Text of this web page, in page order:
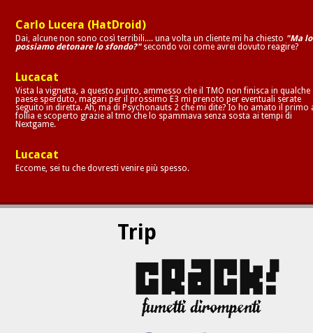
Carlo Lucera (HatDroid)
Dai, alcune non sono così terribili.... una volta un cliente mi ha chiesto "Ma lo
possiamo detonare lo sfondo?"secondo voi come avrei dovuto reagire?
Lucacat
Vista la vignetta, a questo punto, ammesso che il TMO non finisca in qualche
paese sperduto, magari per il prossimo E3 mi prenoto per eventuali serate
seguito in diretta. Ah, ma di Psychonauts 2 che mi dite? Io ho amato il primo
follia e scoperto grazie al tmo che lo spammava senza sosta ai tempi di
Nextgame.
Lucacat
Eccome, sei tu che dovresti venire più spesso.
Trip